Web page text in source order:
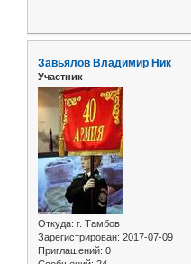
Завьялов Владимир Ник
Участник
Откуда: г. Тамбов
Зарегистрирован: 2017-07-09
Приглашений: 0